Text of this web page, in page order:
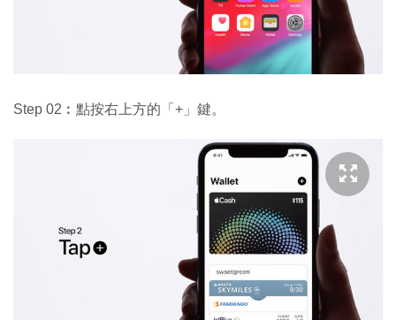
Step 02︰點按右上方的「+」鍵。